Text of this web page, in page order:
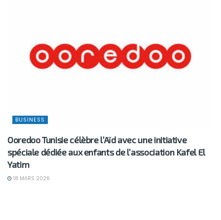
BUSINESS
Ooredoo Tunisie célèbre l’Aïd avec une initiative
spéciale dédiée aux enfants de l’association Kafel El
Yatim
18 MARS 2026